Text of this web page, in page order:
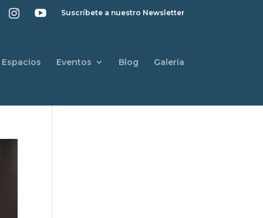
Suscríbete a nuestro Newsletter
Espacios Eventos Blog Galería